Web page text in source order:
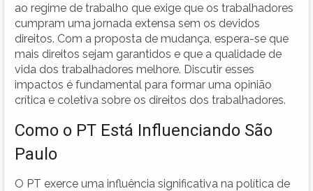
ao regime de trabalho que exige que os trabalhadores
cumpram uma jornada extensa sem os devidos
direitos. Com a proposta de mudança, espera-se que
mais direitos sejam garantidos e que a qualidade de
vida dos trabalhadores melhore. Discutir esses
impactos é fundamental para formar uma opinião
crítica e coletiva sobre os direitos dos trabalhadores.
Como o PT Está Influenciando São
Paulo
O PT exerce uma influência significativa na política de